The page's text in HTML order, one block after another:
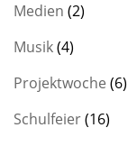
Medien (2)
Musik(4)
Projektwoche (6)
Schulfeier(16)